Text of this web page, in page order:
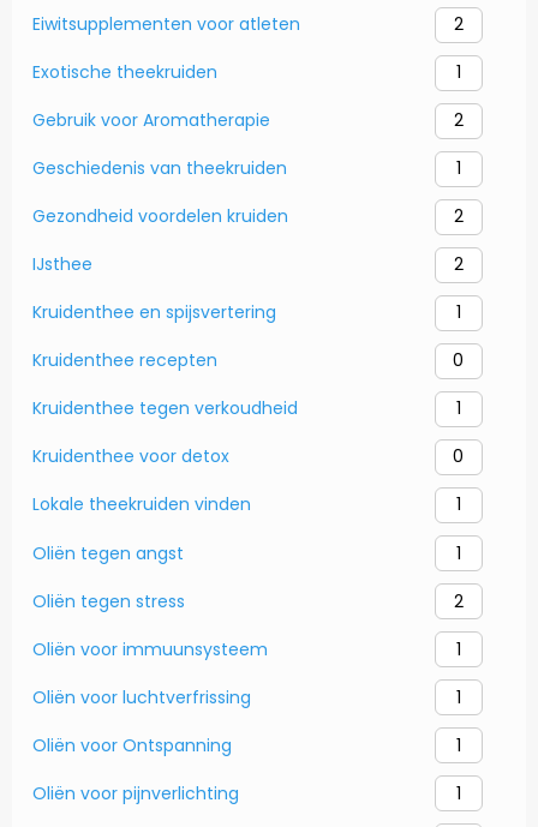
Eiwitsupplementen voor atleten 2
Exotische theekruiden 1
Gebruik voor Aromatherapie 2
Geschiedenis van theekruiden 1
Gezondheid voordelen kruiden 2
IJsthee 2
Kruidenthee en spijsvertering 1
Kruidenthee recepten 0
Kruidenthee tegen verkoudheid 1
Kruidenthee voor detox 0
Lokale theekruiden vinden 1
Oliën tegen angst 1
Oliën tegen stress 2
Oliën voor immuunsysteem 1
Oliën voor luchtverfrissing 1
Oliën voor Ontspanning 1
Oliën voor pijnverlichting 1